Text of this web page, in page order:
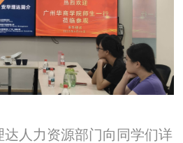
人力资源部门向同学们详